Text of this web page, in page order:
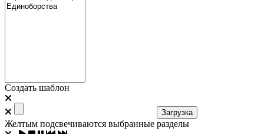
Создать шаблон
Загрузка
Желтым подсвечиваются выбранные разделы